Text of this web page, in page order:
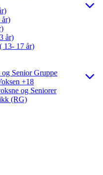
år)
år)
13- 17 år)
Senior Gruppe
+18
og Seniorer
(RG)